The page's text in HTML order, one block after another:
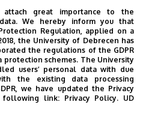
50.
ELMARAD
Járványhelyzet
miatt
great importance to the
We hereby inform you that
Regulation, applied on a
the University of Debrecen has
the regulations of the GDPR
protection schemes. The University
users’ personal data with due
the existing data processing
we have updated the Privacy
following link: Privacy Policy. UD